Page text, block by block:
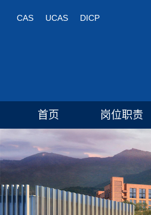
CAS UCAS DICP
首页 岗位职责